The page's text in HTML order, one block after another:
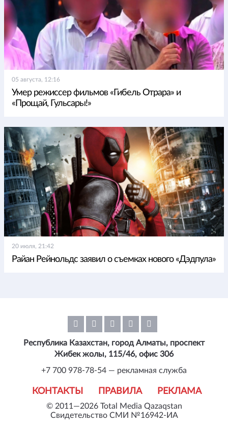
05 августа, 12:16
Умер режиссер фильмов «Гибель Отрара» и
«Прощай, Гульсары!»
20 июля, 21:42
Райан Рейнольдс заявил о съемках нового «Дэдпула»
© 2011—2026 Total Media Qazaqstan
Свидетельство СМИ №16942-ИА
КОНТАКТЫ ПРАВИЛА РЕКЛАМА
Республика Казахстан, город Алматы, проспект
Жибек жолы, 115/46, офис 306
+7 700 978-78-54 — рекламная служба